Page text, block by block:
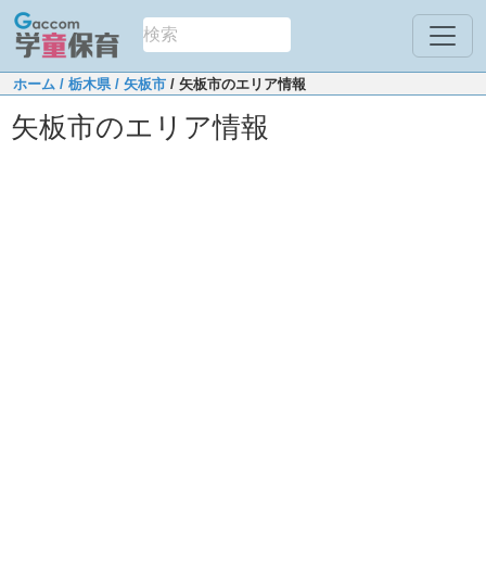
ホーム / 栃木県/ 矢板市 / 矢板市のエリア情報
矢板市のエリア情報